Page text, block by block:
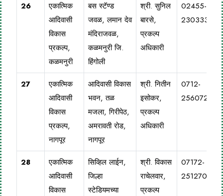
26
एकात्मिक
आदिवासी
विकास
प्रकल्प,
कळमनुरी
बस स्टॅण्ड
जवळ, लमान देव
मंदिराजवळ,
कळमनुरी जि.
हिंगोली
श्री. सुनिल
बारसे,
प्रकल्प
अधिकारी
02455-
230333
27
एकात्मिक
आदिवासी
विकास
प्रकल्प,
नागपूर
आदिवासी विकास
भवन, तळ
मजला, गिरीपेठ,
अमरावती रोड,
नागपूर
श्री. नितीन
इसोकर,
प्रकल्प
अधिकारी
0712-
2560726
28
एकात्मिक
आदिवासी
विकास
सिव्हिल लाईन,
जिल्हा
स्टेडियमच्या
श्री. विकास
राचेलवार,
प्रकल्प
07172-
251270